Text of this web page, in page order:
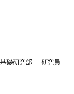
基礎研究部 研究員